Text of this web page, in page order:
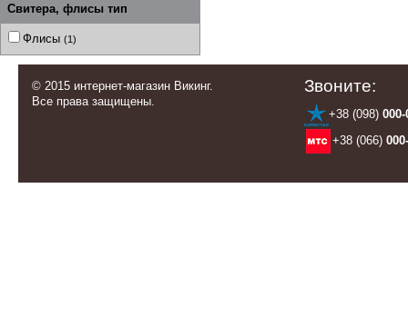
Свитера, флисы тип
Флисы (1)
© 2015 интернет-магазин Викинг.
Все права защищены.
Звоните:
+38 (098) 000-
+38 (066)